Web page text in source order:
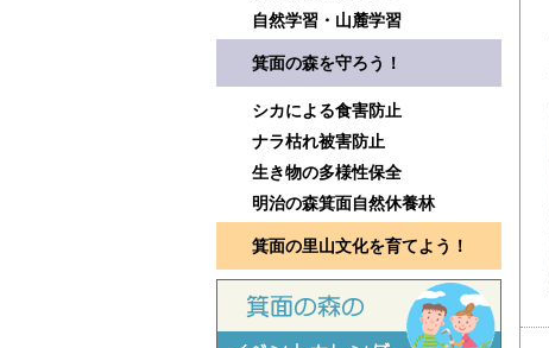
自然学習・山麓学習
箕面の森を守ろう！
シカによる食害防止
ナラ枯れ被害防止
生き物の多様性保全
明治の森箕面自然休養林
箕面の里山文化を育てよう！